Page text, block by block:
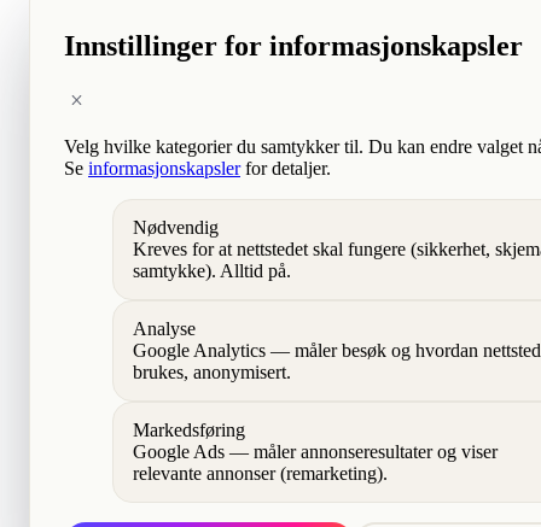
Innstillinger for informasjonskapsler
Velg hvilke kategorier du samtykker til. Du kan endre valget
Se informasjonskapslerfor detaljer.
Nødvendig
Kreves for at nettstedet skal fungere (sikkerhet,
samtykke). Alltid på.
Analyse
Google Analytics — måler besøk og hvordan
brukes, anonymisert.
Markedsføring
Google Ads — måler annonseresultater og viser
relevante annonser (remarketing).